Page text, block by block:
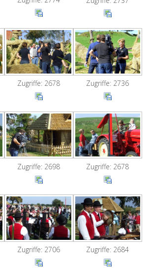
Zugriffe: 2678 Zugriffe: 2736
Zugriffe: 2698 Zugriffe: 2678
Zugriffe: 2706 Zugriffe: 2684